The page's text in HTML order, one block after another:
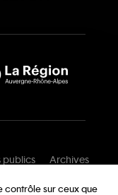
publics
Archives
générales
contrôle sur ceux que